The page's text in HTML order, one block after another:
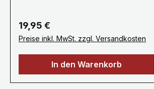
L) · Stoßdämpfendes Seil für
stressfreie Kommunikation ·
Ultraweiches Nylonseil für den
besten Halt, Kontrolle und
Sicherheit· Kotbeutelspender
„Snap-In“ Sicherheitskarabiner
Regulärer Preis:
19,95 €
Preise inkl. MwSt. zzgl. Versandkosten
In den Warenkorb